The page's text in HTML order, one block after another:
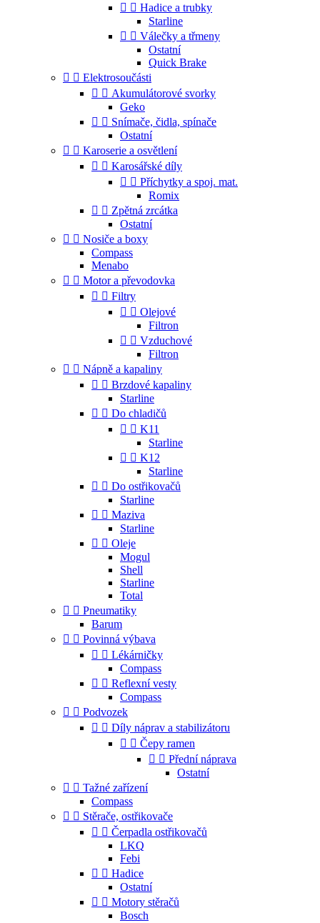
  Hadice a trubky
Starline
  Válečky a třmeny
Ostatní
Quick Brake
  Elektrosoučásti
  Akumulátorové svorky
Geko
  Snímače, čidla, spínače
Ostatní
  Karoserie a osvětlení
  Karosářské díly
  Příchytky a spoj. mat.
Romix
  Zpětná zrcátka
Ostatní
  Nosiče a boxy
Compass
Menabo
  Motor a převodovka
  Filtry
  Olejové
Filtron
  Vzduchové
Filtron
  Nápně a kapaliny
  Brzdové kapaliny
Starline
  Do chladičů
  K11
Starline
  K12
Starline
  Do ostřikovačů
Starline
  Maziva
Starline
  Oleje
Mogul
Shell
Starline
Total
  Pneumatiky
Barum
  Povinná výbava
  Lékárničky
Compass
  Reflexní vesty
Compass
  Podvozek
  Díly náprav a stabilizátoru
  Čepy ramen
  Přední náprava
Ostatní
  Tažné zařízení
Compass
  Stěrače, ostřikovače
  Čerpadla ostřikovačů
LKQ
Febi
  Hadice
Ostatní
  Motory stěračů
Bosch